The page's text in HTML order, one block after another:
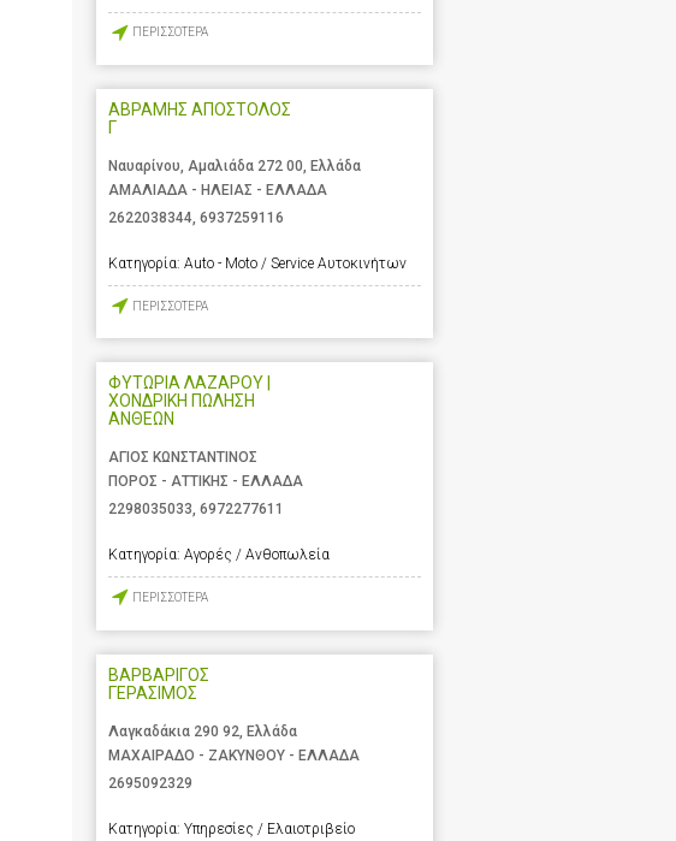
ΠΕΡΙΣΣΟΤΕΡΑ
ΑΒΡΑΜΗΣ ΑΠΟΣΤΟΛΟΣ
Γ
Ναυαρίνου, Αμαλιάδα 272 00, Ελλάδα
ΑΜΑΛΙΑΔΑ - ΗΛΕΙΑΣ - ΕΛΛΑΔΑ
2622038344, 6937259116
Κατηγορία: Auto - Moto / Service Αυτοκινήτων
ΠΕΡΙΣΣΟΤΕΡΑ
ΦΥΤΩΡΙΑ ΛΑΖΑΡΟΥ |
ΧΟΝΔΡΙΚΗ ΠΩΛΗΣΗ
ΑΝΘΕΩΝ
ΑΓΙΟΣ ΚΩΝΣΤΑΝΤΙΝΟΣ
ΠΟΡΟΣ - ΑΤΤΙΚΗΣ - ΕΛΛΑΔΑ
2298035033, 6972277611
Κατηγορία: Αγορές / Ανθοπωλεία
ΠΕΡΙΣΣΟΤΕΡΑ
ΒΑΡΒΑΡΙΓΟΣ
ΓΕΡΑΣΙΜΟΣ
Λαγκαδάκια 290 92, Ελλάδα
ΜΑΧΑΙΡΑΔΟ - ΖΑΚΥΝΘΟΥ - ΕΛΛΑΔΑ
2695092329
Κατηγορία: Υπηρεσίες / Ελαιοτριβείο